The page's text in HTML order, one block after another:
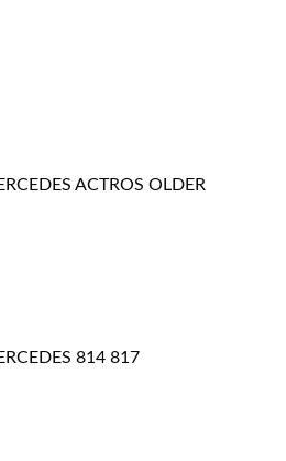
ACTROS OLDER
814 817